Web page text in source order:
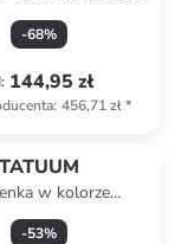
fioletowym
-68%
: 144,95 zł
: 456,71 zł*
TATUUM
w kolorze
granatowym
-53%